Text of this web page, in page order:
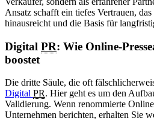
Ansatz schafft ein tiefes Vertrauen,
hinausreicht und die Basis für
Digital PR: Wie Online-
boostet
Die dritte Säule, die oft
Digital PR. Hier geht es um den
Validierung. Wenn renommierte
Unternehmen berichten, erhalten Sie